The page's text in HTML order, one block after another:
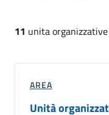
11 unita
AREA
Unità